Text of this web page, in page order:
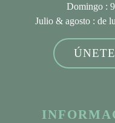
Domingo :
Julio & agosto : de